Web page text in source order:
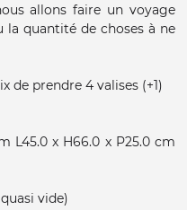
allons faire un voyage
la quantité de choses à ne
de prendre 4 valises (+1)
L45.0 x H66.0 x P25.0 cm
vide)